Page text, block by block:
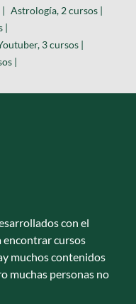
| Astrología, 2 cursos |
|
3 cursos |
|
con el
encontrar cursos
muchos contenidos
muchas personas no